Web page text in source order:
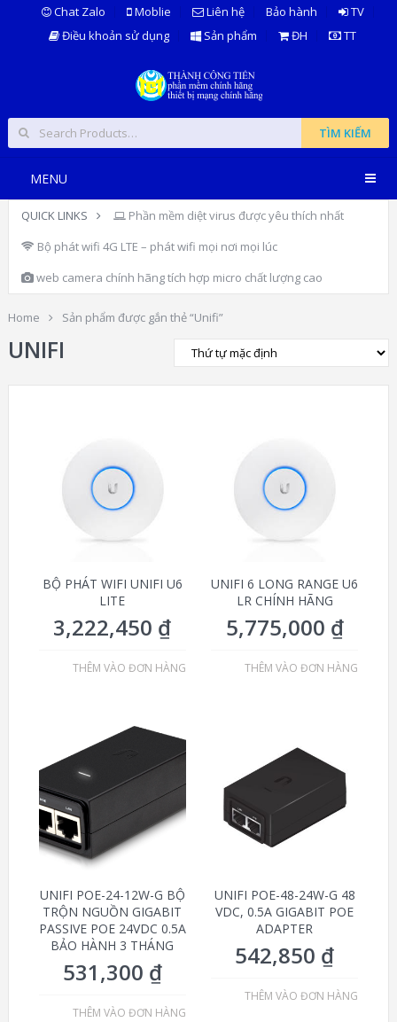
Chat Zalo Moblie Liên hệ Bảo hành
TV
Điều khoản sử dụng
Sản phẩm ĐH TT
TÌM KIẾM
MENU
QUICK LINKS
Phần mềm diệt virus được yêu thích nhất
Bộ phát wifi 4G LTE – phát wifi mọi nơi mọi lúc
web camera chính hãng tích hợp micro chất lượng cao
Home Sản phẩm được gắn thẻ “Unifi”
UNIFI
BỘ PHÁT WIFI UNIFI U6
LITE
3,222,450 ₫
THÊM VÀO ĐƠN HÀNG
UNIFI 6 LONG RANGE U6
LR CHÍNH HÃNG
5,775,000 ₫
THÊM VÀO ĐƠN HÀNG
UNIFI POE-24-12W-G BỘ
TRỘN NGUỒN GIGABIT
PASSIVE POE 24VDC 0.5A
BẢO HÀNH 3 THÁNG
531,300 ₫
THÊM VÀO ĐƠN HÀNG
UNIFI POE-48-24W-G 48
VDC, 0.5A GIGABIT POE
ADAPTER
542,850 ₫
THÊM VÀO ĐƠN HÀNG